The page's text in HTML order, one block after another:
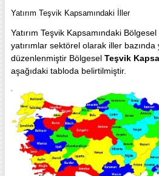
Yatırım Teşvik Kapsamındaki İller
Yatırım Teşvik Kapsamındaki
yatırımlar sektörel olarak iller bazında
düzenlenmiştir Bölgesel Teşvik
aşağıdaki tabloda belirtilmiştir.